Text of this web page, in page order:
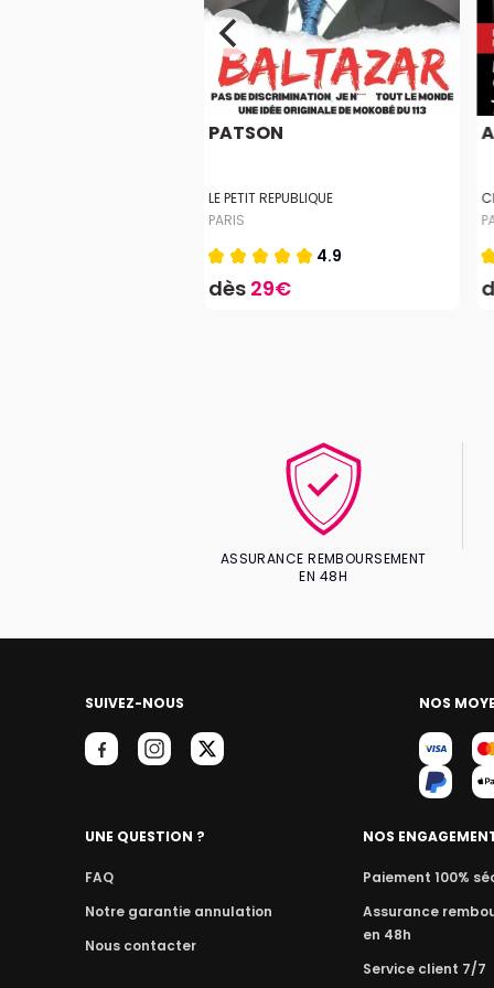
PATSON
LE PETIT REPUBLIQUE
PARIS
4.9
dès 29€
ASSURANCE REMBOURSEMENT
EN 48H
SUIVEZ-NOUS NOS
UNE QUESTION ?
FAQ
Notre garantie annulation
Nous contacter
NOS
Paiement 100%
Assurance
en 48h
Service client 7/7